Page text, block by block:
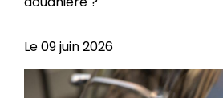
Le09 juin 2026